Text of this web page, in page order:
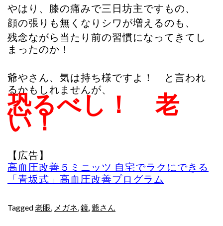
やはり、膝の痛みで三日坊主ですもの、
顔の張りも無くなりシワが増えるのも、
残念ながら当たり前の習慣になってきてし
まったのか！
爺やさん、気は持ち様ですよ！ と言われ
るかもしれませんが、
恐るべし！ 老
い！
【広告】
高血圧改善５ミニッツ 自宅でラクにできる
「青坂式」高血圧改善プログラム
Tagged老眼, メガネ,鏡,爺さん